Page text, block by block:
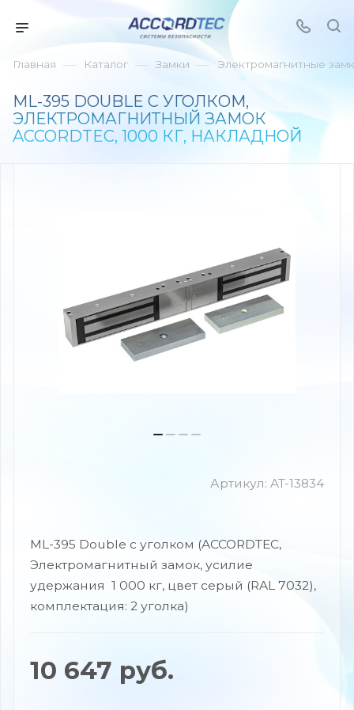
Главная — Каталог — Замки — Электромагнитные
ML-395 DOUBLE С УГОЛКОМ,
ЭЛЕКТРОМАГНИТНЫЙ ЗАМОК
ACCORDTEC, 1000 КГ, НАКЛАДНОЙ
Артикул: AT-13834
ML-395 Double с уголком (ACCORDTEC,
Электромагнитный замок, усилие
удержания 1 000 кг, цвет серый (RAL 7032),
комплектация: 2 уголка)
10 647 руб.